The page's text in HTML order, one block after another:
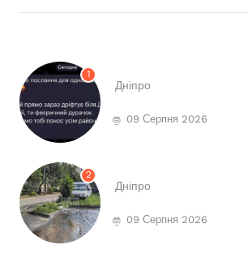
1
Дніпро
09 Серпня 2026
2
Дніпро
09 Серпня 2026